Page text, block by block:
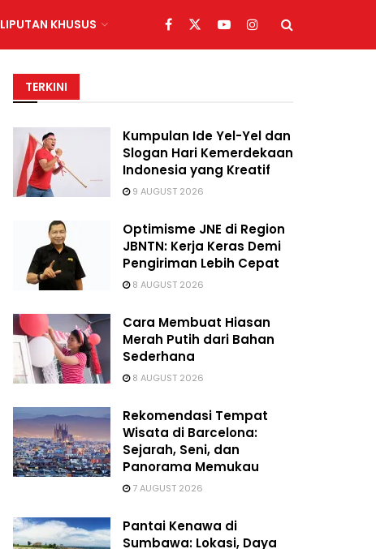
LIPUTAN KHUSUS
TERKINI
Kumpulan Ide Yel-Yel dan
Slogan Hari Kemerdekaan
Indonesia yang Kreatif
9 AUGUST 2026
Optimisme JNE di Region
JBNTN: Kerja Keras Demi
Pengiriman Lebih Cepat
8 AUGUST 2026
Cara Membuat Hiasan
Merah Putih dari Bahan
Sederhana
8 AUGUST 2026
Rekomendasi Tempat
Wisata di Barcelona:
Sejarah, Seni, dan
Panorama Memukau
7 AUGUST 2026
Pantai Kenawa di
Sumbawa: Lokasi, Daya